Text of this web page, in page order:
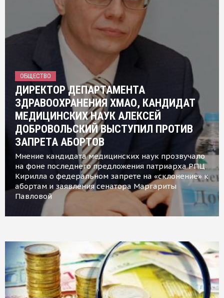
ОБЩЕСТВО
ДИРЕКТОР ДЕПАРТАМЕНТА
ЗДРАВООХРАНЕНИЯ ХМАО, КАНДИДАТ
МЕДИЦИНСКИХ НАУК АЛЕКСЕЙ
ДОБРОВОЛЬСКИЙ ВЫСТУПИЛ ПРОТИВ
ЗАПРЕТА АБОРТОВ
Мнение кандидата медицинских наук прозвучало
на фоне последнего предложения патриарха РПЦ
Кирилла о федеральном запрете на «склонение» к
абортам и заявления сенатора Маргариты
Павловой